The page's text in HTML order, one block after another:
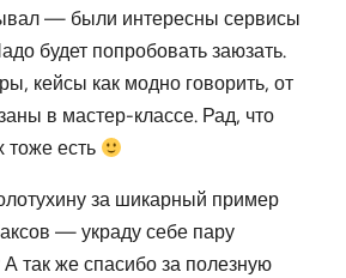
— были интересны сервисы
будет попробовать заюзать.
кейсы как модно говорить, от
в мастер-классе. Рад, что
есть
за шикарный пример
— украду себе пару
так же спасибо за полезную